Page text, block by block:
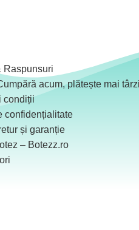
Raspunsuri
acum, plătește mai
condiții
confidențialitate
și garanție
– Botezz.ro